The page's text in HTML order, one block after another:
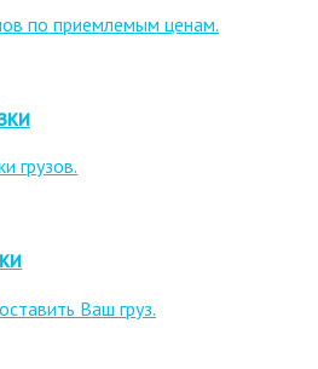
по приемлемым ценам.
грузов.
Ваш груз.